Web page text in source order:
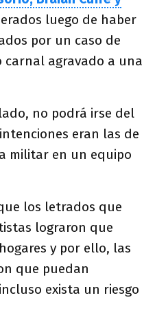
luego de haber
por un caso de
carnal agravado a una
no podrá irse del
eran las de
militar en un equipo
los letrados que
lograron que
y por ello, las
que puedan
exista un riesgo